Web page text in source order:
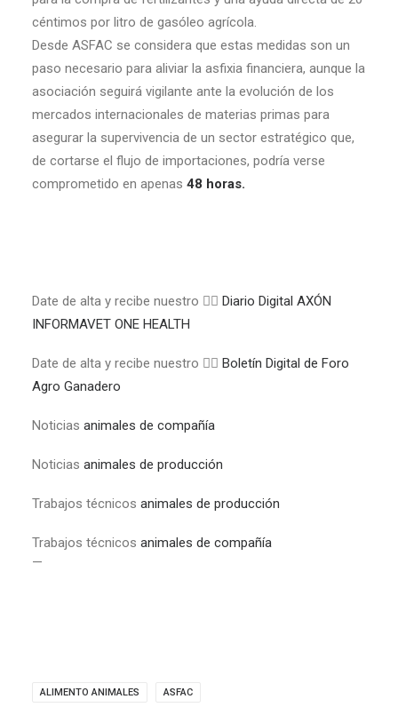
céntimos por litro de gasóleo agrícola.
Desde ASFAC se considera que estas medidas son un
paso necesario para aliviar la asfixia financiera, aunque la
asociación seguirá vigilante ante la evolución de los
mercados internacionales de materias primas para
asegurar la supervivencia de un sector estratégico que,
de cortarse el flujo de importaciones, podría verse
comprometido en apenas 48 horas.
Date de alta y recibe nuestro 👉🏼 Diario Digital AXÓN
INFORMAVET ONE HEALTH
Date de alta y recibe nuestro 👉🏼 Boletín Digital de Foro
Agro Ganadero
Noticias animales de compañía
Noticias animales de producción
Trabajos técnicos animales de producción
Trabajos técnicos animales de compañía
—
ALIMENTO ANIMALES ASFAC